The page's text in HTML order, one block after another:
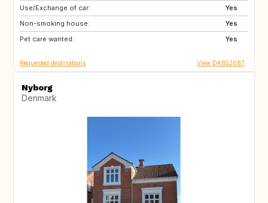
Use/Exchange of car:
Yes
Non-smoking house:
Yes
Pet care wanted:
Yes
PL
AU
ES
Requested destinations View DK852087
Nyborg
Denmark